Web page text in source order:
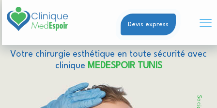
Devis express
Votre chirurgie esthétique en toute sécurité avec
clinique MEDESPOIR TUNIS
Social